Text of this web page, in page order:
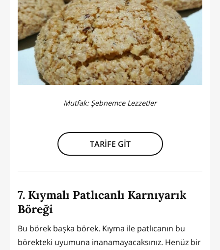
Mutfak: Şebnemce Lezzetler
TARİFE GİT
7. Kıymalı Patlıcanlı Karnıyarık
Böreği
Bu börek başka börek. Kıyma ile patlıcanın bu
börekteki uyumuna inanamayacaksınız. Henüz bir